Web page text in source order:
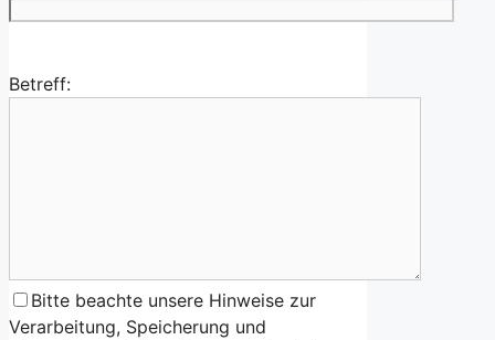
Betreff:
Bitte beachte unsere Hinweise zur
Verarbeitung, Speicherung und